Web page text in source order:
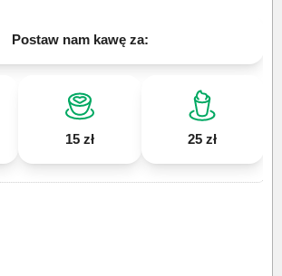
Postaw nam kawę za:
15 zł 25 zł